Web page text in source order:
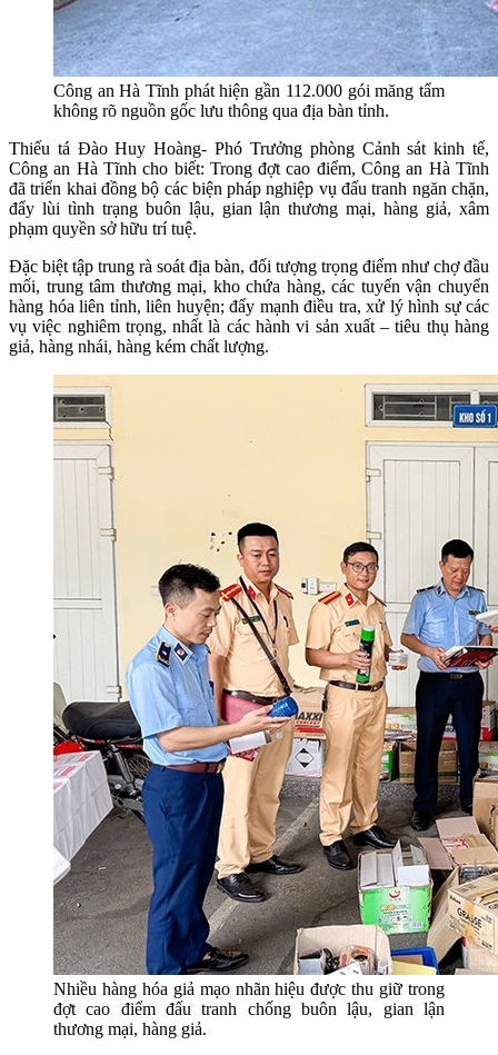
Công an Hà Tĩnh phát hiện gần 112.000 gói măng tẩm
không rõ nguồn gốc lưu thông qua địa bàn tỉnh.
Thiếu tá Đào Huy Hoàng- Phó Trưởng phòng Cảnh sát kinh tế,
Công an Hà Tĩnh cho biết: Trong đợt cao điểm, Công an Hà Tĩnh
đã triển khai đồng bộ các biện pháp nghiệp vụ đấu tranh ngăn chặn,
đẩy lùi tình trạng buôn lậu, gian lận thương mại, hàng giả, xâm
phạm quyền sở hữu trí tuệ.
Đặc biệt tập trung rà soát địa bàn, đối tượng trọng điểm như chợ đầu
mối, trung tâm thương mại, kho chứa hàng, các tuyến vận chuyển
hàng hóa liên tỉnh, liên huyện; đẩy mạnh điều tra, xử lý hình sự các
vụ việc nghiêm trọng, nhất là các hành vi sản xuất – tiêu thụ hàng
giả, hàng nhái, hàng kém chất lượng.
Nhiều hàng hóa giả mạo nhãn hiệu được thu giữ trong
đợt cao điểm đấu tranh chống buôn lậu, gian lận
thương mại, hàng giả.